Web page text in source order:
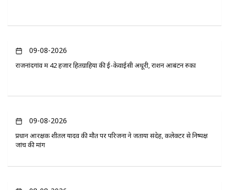
09-08-2026
राजनांदगांव में 42 हजार हितग्राहियों की ई-केवाईसी अधूरी, राशन आबंटन रुका
09-08-2026
प्रधान आरक्षक शीतल यादव की मौत पर परिजनों ने जताया संदेह, कलेक्टर से निष्पक्ष
जांच की मांग